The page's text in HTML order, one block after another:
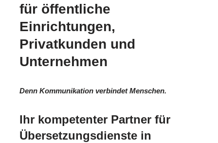
für öffentliche
Einrichtungen,
Privatkunden und
Unternehmen
Denn Kommunikation verbindet Menschen.
Ihr kompetenter Partner für
Übersetzungsdienste in